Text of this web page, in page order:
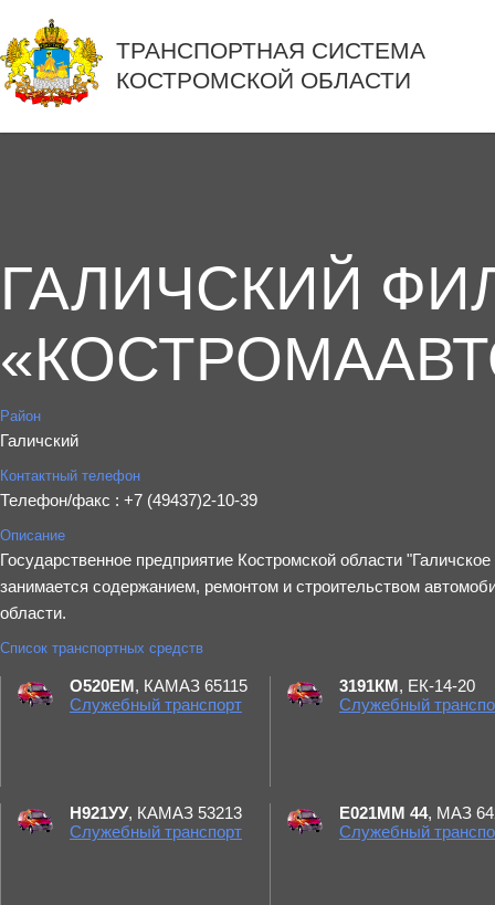
ТРАНСПОРТНАЯ СИСТЕМА
КОСТРОМСКОЙ ОБЛАСТИ
ГАЛИЧСКИЙ
Район
Галичский
Контактный телефон
Телефон/факс : +7 (49437)2-10-39
Описание
Государственное предприятие Костромской области
занимается содержанием, ремонтом и строительством
области.
Список транспортных средств
О520ЕМ, КАМАЗ 65115
Служебный транспорт
3191КМ, ЕК-14-20
Служебный
Н921УУ, КАМАЗ 53213
Служебный транспорт
Е021ММ 44, МАЗ
Служебный